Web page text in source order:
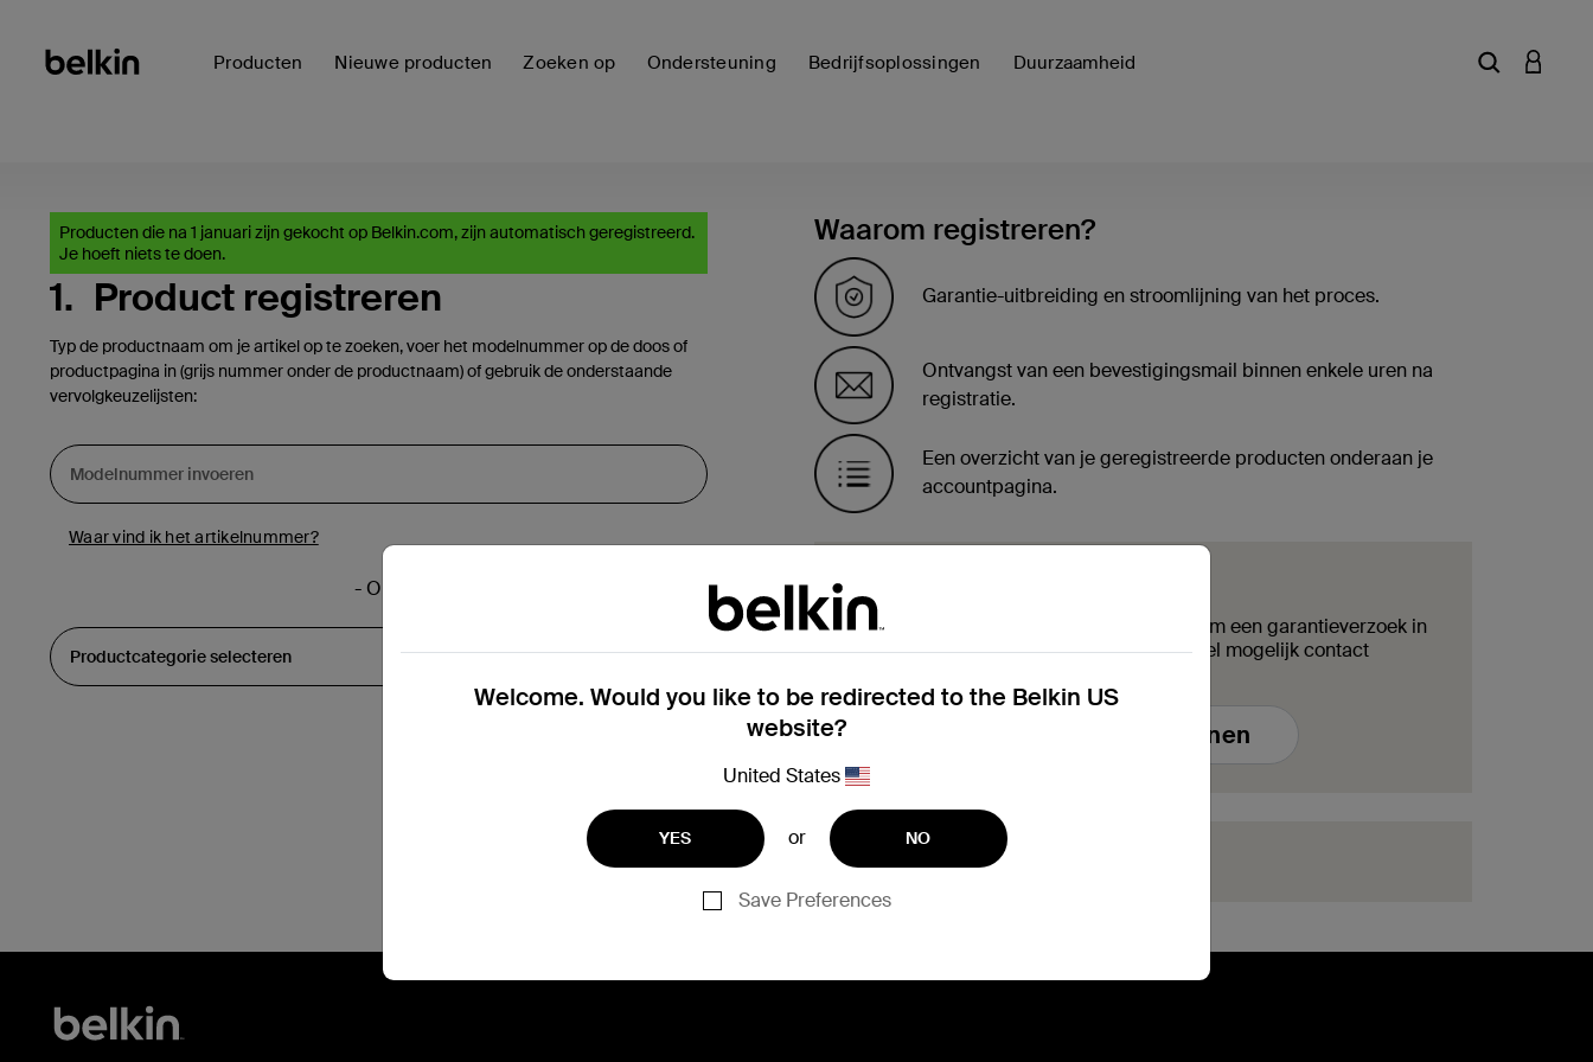
Producten Nieuwe producten Zoeken op Ondersteuning Bedrijfsoplossingen Duurzaamheid Zoekterm of
Producten die na 1 januari zijn gekocht op Belkin.com, zijn automatisch geregistreerd.
Je hoeft niets te doen.
1. Product registreren
Typ de productnaam om je artikel op te zoeken, voer het modelnummer op de doos of
productpagina in (grijs nummer onder de productnaam) of gebruik de onderstaande
vervolgkeuzelijsten:
Waar vind ik het artikelnummer?
- OF -
Waarom registreren?
Garantie-uitbreiding en stroomlijning van het proces.
Ontvangst van een bevestigingsmail binnen enkele uren na
registratie.
Een overzicht van je geregistreerde producten onderaan je
accountpagina.
Garantieverzoek?
Vul het vervangingsaanvraagformulier in om een garantieverzoek in
te dienen en onze klantenservice zal zo snel mogelijk contact
Vervangingsaanvraag indienen
Hulp nodig bij registratie?
Welcome. Would you like to be redirected to the Belkin US
website?
United States
YES or NO
Save Preferences